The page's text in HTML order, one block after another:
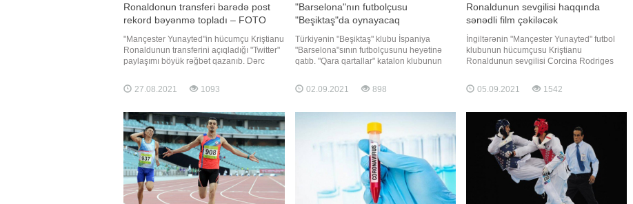
Ronaldonun transferi barədə post
rekord bəyənmə topladı – FOTO
"Mançester Yunayted"in hücumçu Kriştianu
Ronaldunun transferini açıqladığı "Twitter"
paylaşımı böyük rəğbət qazanıb. Dərc
nəfər bəyənib, 400 nəfərsə retvit edib.
Qeyd edək ki, portuqaliyalı məhz bu
çevrilib
27.08.2021 1093
"Barselona"nın futbolçusu
"Beşiktaş"da oynayacaq
Türkiyənin "Beşiktaş" klubu İspaniya
"Barselona"sının futbolçusunu heyətinə
qatıb. "Qara qartallar" katalon klubunun
götürüb. "Barsa"da illik 8 milyon avro
məvacib alan Pyaniçə İstanbul
02.09.2021 898
Ronaldunun sevgilisi haqqında
sənədli film çəkiləcək
İngiltərənin "Mançester Yunayted" futbol
klubunun hücumçusu Kriştianu
Ronaldunun sevgilisi Corcina Rodriges
filmdə öz həyat hekayəsini danışacaq. Bu
barədə "Report" xarici mətbuata istinadən
05.09.2021 1542